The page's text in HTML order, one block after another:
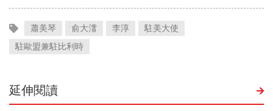
蕭美琴 俞大㵢 李淳
駐美大使
駐歐盟兼駐比利時
延伸閱讀